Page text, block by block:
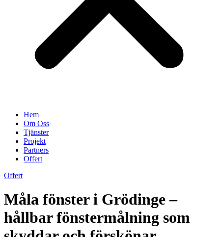
Hem
Om Oss
Tjänster
Projekt
Partners
Offert
Offert
Måla fönster i Grödinge –
hållbar fönstermålning som